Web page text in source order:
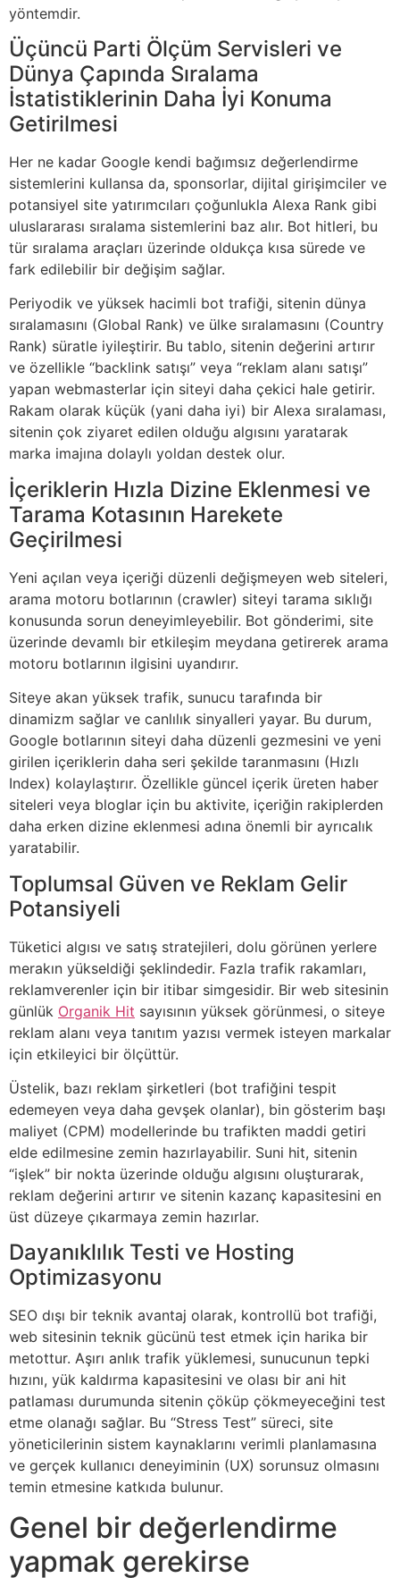
yöntemdir.
Üçüncü Parti Ölçüm Servisleri ve
Dünya Çapında Sıralama
İstatistiklerinin Daha İyi Konuma
Getirilmesi
Her ne kadar Google kendi bağımsız değerlendirme
sistemlerini kullansa da, sponsorlar, dijital girişimciler ve
potansiyel site yatırımcıları çoğunlukla Alexa Rank gibi
uluslararası sıralama sistemlerini baz alır. Bot hitleri, bu
tür sıralama araçları üzerinde oldukça kısa sürede ve
fark edilebilir bir değişim sağlar.
Periyodik ve yüksek hacimli bot trafiği, sitenin dünya
sıralamasını (Global Rank) ve ülke sıralamasını (Country
Rank) süratle iyileştirir. Bu tablo, sitenin değerini artırır
ve özellikle “backlink satışı” veya “reklam alanı satışı”
yapan webmasterlar için siteyi daha çekici hale getirir.
Rakam olarak küçük (yani daha iyi) bir Alexa sıralaması,
sitenin çok ziyaret edilen olduğu algısını yaratarak
marka imajına dolaylı yoldan destek olur.
İçeriklerin Hızla Dizine Eklenmesi ve
Tarama Kotasının Harekete
Geçirilmesi
Yeni açılan veya içeriği düzenli değişmeyen web siteleri,
arama motoru botlarının (crawler) siteyi tarama sıklığı
konusunda sorun deneyimleyebilir. Bot gönderimi, site
üzerinde devamlı bir etkileşim meydana getirerek arama
motoru botlarının ilgisini uyandırır.
Siteye akan yüksek trafik, sunucu tarafında bir
dinamizm sağlar ve canlılık sinyalleri yayar. Bu durum,
Google botlarının siteyi daha düzenli gezmesini ve yeni
girilen içeriklerin daha seri şekilde taranmasını (Hızlı
Index) kolaylaştırır. Özellikle güncel içerik üreten haber
siteleri veya bloglar için bu aktivite, içeriğin rakiplerden
daha erken dizine eklenmesi adına önemli bir ayrıcalık
yaratabilir.
Toplumsal Güven ve Reklam Gelir
Potansiyeli
Tüketici algısı ve satış stratejileri, dolu görünen yerlere
merakın yükseldiği şeklindedir. Fazla trafik rakamları,
reklamverenler için bir itibar simgesidir. Bir web sitesinin
günlük Organik Hit sayısının yüksek görünmesi, o siteye
reklam alanı veya tanıtım yazısı vermek isteyen markalar
için etkileyici bir ölçüttür.
Üstelik, bazı reklam şirketleri (bot trafiğini tespit
edemeyen veya daha gevşek olanlar), bin gösterim başı
maliyet (CPM) modellerinde bu trafikten maddi getiri
elde edilmesine zemin hazırlayabilir. Suni hit, sitenin
“işlek” bir nokta üzerinde olduğu algısını oluşturarak,
reklam değerini artırır ve sitenin kazanç kapasitesini en
üst düzeye çıkarmaya zemin hazırlar.
Dayanıklılık Testi ve Hosting
Optimizasyonu
SEO dışı bir teknik avantaj olarak, kontrollü bot trafiği,
web sitesinin teknik gücünü test etmek için harika bir
metottur. Aşırı anlık trafik yüklemesi, sunucunun tepki
hızını, yük kaldırma kapasitesini ve olası bir ani hit
patlaması durumunda sitenin çöküp çökmeyeceğini test
etme olanağı sağlar. Bu “Stress Test” süreci, site
yöneticilerinin sistem kaynaklarını verimli planlamasına
ve gerçek kullanıcı deneyiminin (UX) sorunsuz olmasını
temin etmesine katkıda bulunur.
Genel bir değerlendirme
yapmak gerekirse